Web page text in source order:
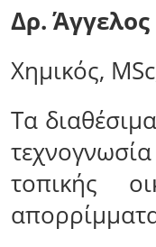
Δρ.
Χημικός,
Τα
τοπικής